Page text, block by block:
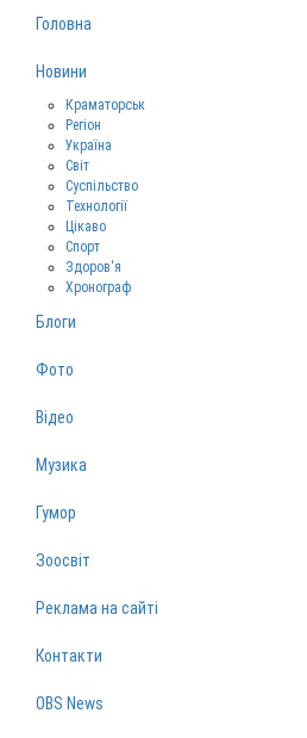
Головна
Новини
Краматорськ
Регіон
Україна
Світ
Суспільство
Технології
Цікаво
Спорт
Здоров‘я
Хронограф
Блоги
Фото
Відео
Музика
Гумор
Зоосвіт
Реклама на сайті
Контакти
OBS News